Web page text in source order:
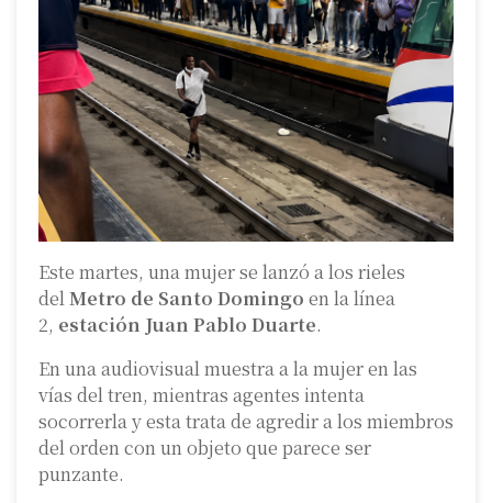
Este martes, una mujer se lanzó a los rieles
delMetro de Santo Domingo en la línea
2, estación Juan Pablo Duarte.
En una audiovisual muestra a la mujer en las
vías del tren, mientras agentes intenta
socorrerla y esta trata de agredir a los miembros
del orden con un objeto que parece ser
punzante.